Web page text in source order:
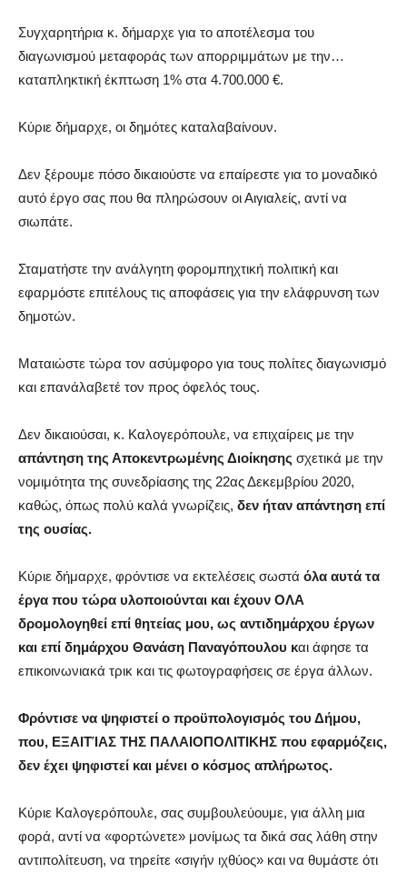
Συγχαρητήρια κ. δήμαρχε για το αποτέλεσμα του
διαγωνισμού μεταφοράς των απορριμμάτων με την…
καταπληκτική έκπτωση 1% στα 4.700.000 €.
Κύριε δήμαρχε, οι δημότες καταλαβαίνουν.
Δεν ξέρουμε πόσο δικαιούστε να επαίρεστε για το μοναδικό
αυτό έργο σας που θα πληρώσουν οι Αιγιαλείς, αντί να
σιωπάτε.
Σταματήστε την ανάλγητη φορομπηχτική πολιτική και
εφαρμόστε επιτέλους τις αποφάσεις για την ελάφρυνση των
δημοτών.
Ματαιώστε τώρα τον ασύμφορο για τους πολίτες διαγωνισμό
και επανάλαβετέ τον προς όφελός τους.
Δεν δικαιούσαι, κ. Καλογερόπουλε, να επιχαίρεις με την
απάντηση της Αποκεντρωμένης Διοίκησης σχετικά με την
νομιμότητα της συνεδρίασης της 22ας Δεκεμβρίου 2020,
καθώς, όπως πολύ καλά γνωρίζεις, δεν ήταν απάντηση επί
της ουσίας.
Κύριε δήμαρχε, φρόντισε να εκτελέσεις σωστά όλα αυτά τα
έργα που τώρα υλοποιούνται και έχουν ΟΛΑ
δρομολογηθεί επί θητείας μου, ως αντιδημάρχου έργων
και επί δημάρχου Θανάση Παναγόπουλου και άφησε τα
επικοινωνιακά τρικ και τις φωτογραφήσεις σε έργα άλλων.
Φρόντισε να ψηφιστεί ο προϋπολογισμός του Δήμου,
που, ΕΞΑΙΤΊΑΣ ΤΗΣ ΠΑΛΑΙΟΠΟΛΙΤΙΚΗΣ που εφαρμόζεις,
δεν έχει ψηφιστεί και μένει ο κόσμος απλήρωτος.
Κύριε Καλογερόπουλε, σας συμβουλεύουμε, για άλλη μια
φορά, αντί να «φορτώνετε» μονίμως τα δικά σας λάθη στην
αντιπολίτευση, να τηρείτε «σιγήν ιχθύος» και να θυμάστε ότι